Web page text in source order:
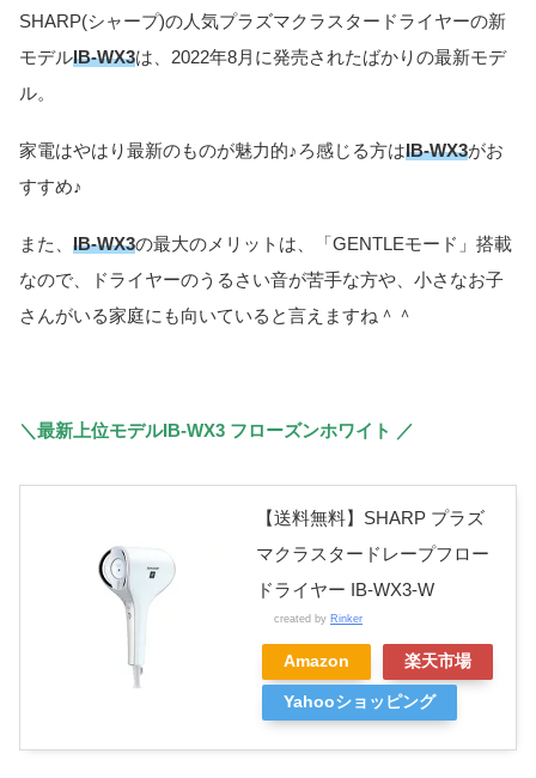
SHARP(シャープ)の人気プラズマクラスタードライヤーの新
モデルIB-WX3は、2022年8月に発売されたばかりの最新モデ
ル。
家電はやはり最新のものが魅力的♪ろ感じる方はIB-WX3がお
すすめ♪
また、 IB-WX3の最大のメリットは、「GENTLEモード」搭載
なので、ドライヤーのうるさい音が苦手な方や、小さなお子
さんがいる家庭にも向いていると言えますね＾＾
＼最新上位モデルIB-WX3 フローズンホワイト ／
【送料無料】SHARP プラズ
マクラスタードレープフロー
ドライヤー IB-WX3-W
created by Rinker
Amazon 楽天市場
Yahooショッピング